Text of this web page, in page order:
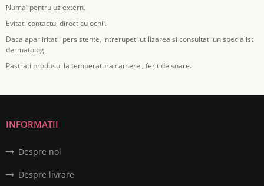
Numai pentru uz extern.
Evitati contactul direct cu ochii.
Daca apar iritatii persistente, intrerupeti utilizarea si consultati un specialist
dermatolog.
Pastrati produsul la temperatura camerei, ferit de soare.
INFORMATII
Despre noi
Despre livrare